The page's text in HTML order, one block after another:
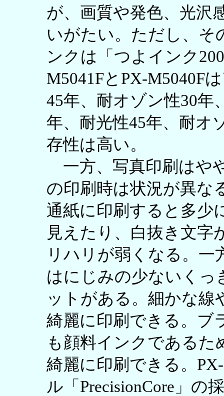
が、画質や発色、光沢
いがたい。ただし、そ
ンクは「つよインク
M5041FとPX-M5040F
45年、耐オゾン性30年
年、耐光性45年、耐オ
存性は高い。
一方、写真印刷はや
の印刷時は状況が異な
通紙に印刷すると多少
見えたり、白抜き文
リハリが弱くなる。一
はにじみの少ないくっ
ットがある。細かな線
綺麗に印刷できる。ブ
も顔料インクである
綺麗に印刷できる。
ル「PrecisionCore」の